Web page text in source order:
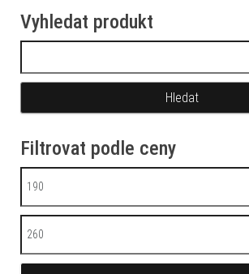
Vyhledat produkt
Filtrovat podle ceny
Minimální cena
Maximální cena